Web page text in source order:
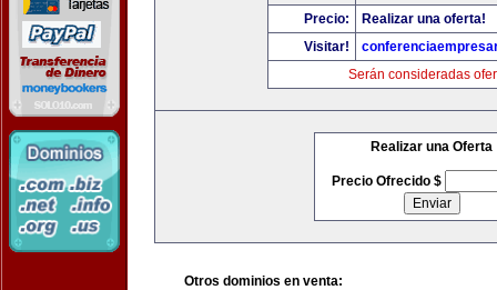
Precio:
Realizar una oferta!
Visitar!
Serán consideradas
Realizar una Oferta
Precio Ofrecido $
Otros dominios en venta: